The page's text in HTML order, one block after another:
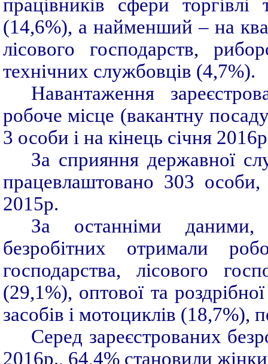
працівників сфери
(14,6%), а найменший – на
лісового господарств,
технічних службовців (4,7%).
Навантаження
робоче місце (вакантну
3 особи і на кінець січня
За сприяння державної
працевлаштовано 303
2015р.
За останніми даними,
безробітних отримали
господарства, лісового
(29,1%), оптової та
засобів і мотоциклів (18,7%),
Серед зареєстрованих
2016р., 64,4% становили